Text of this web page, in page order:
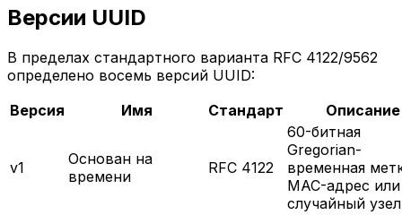
Версии UUID
В пределах стандартного варианта RFC 4122/9562
определено восемь версий UUID:
Версия
Имя Стандарт Описание
v1
Основан на
времени
RFC 4122
60-битная
Gregorian-
временная
MAC-адрес или
случайный узел